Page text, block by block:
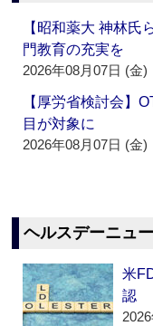
【昭和薬大 神林氏
門教育の充実を
2026年08月07日 (金)
【厚労省検討会】
目が対象に
2026年08月07日 (金)
ヘルスデーニュ
米
認